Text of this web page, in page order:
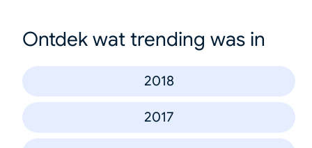
Ontdek wat trending was in
2018
2017